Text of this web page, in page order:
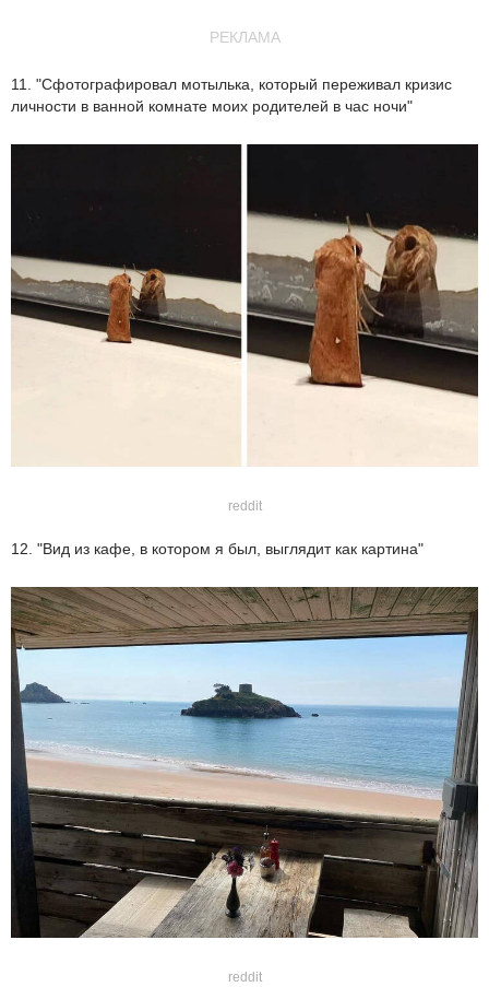
РЕКЛАМА
11. "Сфотографировал мотылька, который переживал кризис
личности в ванной комнате моих родителей в час ночи"
reddit
12. "Вид из кафе, в котором я был, выглядит как картина"
reddit